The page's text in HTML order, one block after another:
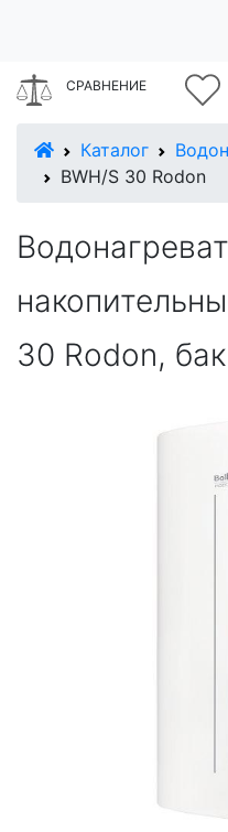
СРАВНЕНИЕ
В начало
Каталог
BWH/S 30 Rodon
30 Rodon,